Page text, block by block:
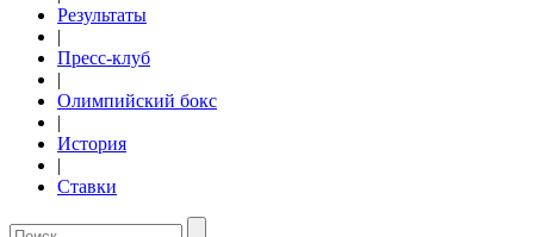
Результаты
|
Пресс-клуб
|
Олимпийский бокс
|
История
|
Ставки